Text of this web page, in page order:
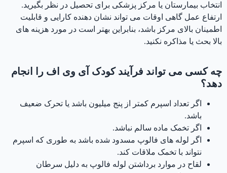
انتخاب بیمارستان یا مرکز پزشکی برای تحصیل در نظر بگیرید.
ارتفاع عمل گاهی اوقات می تواند نشان دهنده کارایی و قابلیت
اطمینان بالای مرکز باشد، بنابراین بهتر است در مورد هزینه های
بالا بحث یا مذاکره نکنید.
چه کسی می تواند فرآیند کودک آی وی اف را انجام
دهد؟
اگر تعداد اسپرم کمتر از پنج میلیون باشد یا تحرک ضعیف
باشد.
اگر تخمک ماده سالم نباشد.
اگر لوله های فالوپ مسدود شده باشد به طوری که اسپرم
نتواند با تخمک ملاقات کند.
لقاح در موارد برداشتن لوله فالوپ به دلیل سرطان